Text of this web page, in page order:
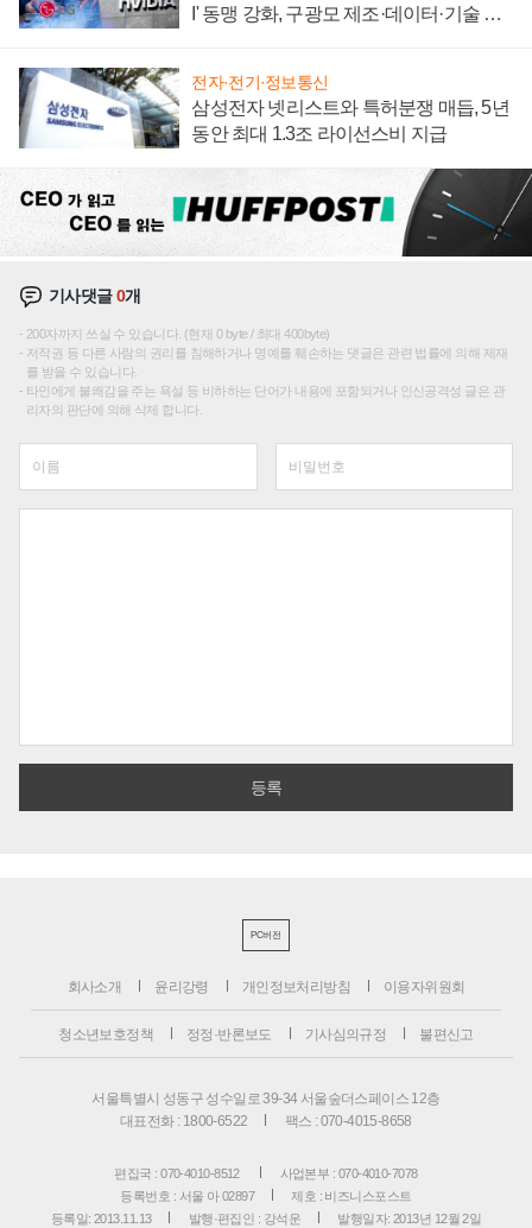
I' 동맹 강화, 구광모 제조·데이터·기술 결
전자·전기·정보통신
삼성전자 넷리스트와 특허분쟁 매듭, 5년
동안 최대 1.3조 라이선스비 지급
기사댓글0개
200자까지 쓰실 수 있습니다. (현재 0 byte / 최대 400byte)
저작권 등 다른 사람의 권리를 침해하거나 명예를 훼손하는 댓글은 관련 법률에 의해 제재
를 받을 수 있습니다.
타인에게 불쾌감을 주는 욕설 등 비하하는 단어가 내용에 포함되거나 인신공격성 글은 관
리자의 판단에 의해 삭제 합니다.
PC버전
회사소개 윤리강령 개인정보처리방침 이용자위원회
청소년보호정책 정정·반론보도 기사심의규정 불편신고
서울특별시 성동구 성수일로 39-34 서울숲더스페이스 12층
대표전화 : 1800-6522
팩스 : 070-4015-8658
편집국 : 070-4010-8512
사업본부 : 070-4010-7078
등록번호 : 서울 아 02897
제호 : 비즈니스포스트
등록일: 2013.11.13
발행·편집인 : 강석운 발행일자: 2013년 12월 2일